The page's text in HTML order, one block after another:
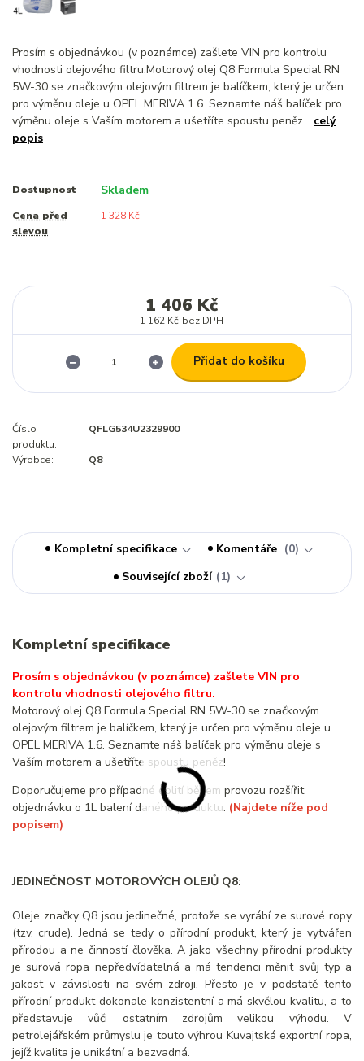
Prosím s objednávkou (v poznámce) zašlete VIN pro kontrolu
vhodnosti olejového filtru.Motorový olej Q8 Formula Special RN
5W-30 se značkovým olejovým filtrem je balíčkem, který je určen
pro výměnu oleje u OPEL MERIVA 1.6. Seznamte náš balíček pro
výměnu oleje s Vaším motorem a ušetříte spoustu peněz... celý
popis
Dostupnost Skladem
Cena před
slevou
1 328 Kč
1 406 Kč
1 162 Kč bez DPH
Přidat do košíku
Číslo
produktu:
QFLG534U2329900
Výrobce: Q8
Kompletní specifikace Komentáře
0
Související zboží
1
Kompletní specifikace
Prosím s objednávkou (v poznámce) zašlete VIN pro
kontrolu vhodnosti olejového filtru.
Motorový olej Q8 Formula Special RN 5W-30 se značkovým
olejovým filtrem je balíčkem, který je určen pro výměnu oleje u
OPEL MERIVA 1.6. Seznamte náš balíček pro výměnu oleje s
Vaším motorem a ušetříte spoustu peněz!
Doporučujeme pro případné dolití během provozu rozšířit
objednávku o 1L balení daného produktu. (Najdete níže pod
popisem)
JEDINEČNOST MOTOROVÝCH OLEJŮ Q8:
Oleje značky Q8 jsou jedinečné, protože se vyrábí ze surové ropy
(tzv. crude). Jedná se tedy o přírodní produkt, který je vytvářen
přírodou a ne činností člověka. A jako všechny přírodní produkty
je surová ropa nepředvídatelná a má tendenci měnit svůj typ a
jakost v závislosti na svém zdroji. Přesto je v podstatě tento
přírodní produkt dokonale konzistentní a má skvělou kvalitu, a to
představuje vůči ostatním zdrojům velikou výhodu. V
petrolejářském průmyslu je touto výhrou Kuvajtská exportní ropa,
jejíž kvalita je unikátní a bezvadná.